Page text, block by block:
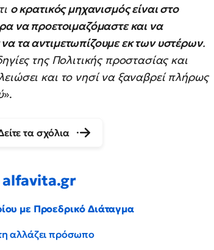
ο κρατικός μηχανισμός είναι στο
να προετοιμαζόμαστε και να
τα αντιμετωπίζουμε εκ των υστέρων.
της Πολιτικής προστασίας και
και το νησί να ξαναβρεί πλήρως
».
τα σχόλια
alfavita.gr
με Προεδρικό Διάταγμα
αλλάζει πρόσωπο